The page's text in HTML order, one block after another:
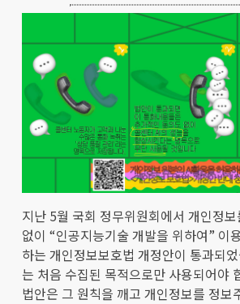
지난 5월 국회 정무위원회에서 개인정
없이 “인공지능기술 개발을 위하여” 이
하는 개인정보보호법 개정안이 통과되
는 처음 수집된 목적으로만 사용되어야
법안은 그 원칙을 깨고 개인정보를 정